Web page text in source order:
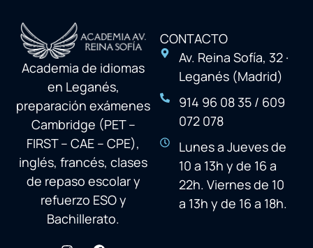
Academia de idiomas
en Leganés,
preparación exámenes
Cambridge (PET –
FIRST – CAE – CPE),
inglés, francés, clases
de repaso escolar y
refuerzo ESO y
Bachillerato.
CONTACTO
Av. Reina Sofía, 32 ·
Leganés (Madrid)
914 96 08 35 / 609
072 078
Lunes a Jueves de
10 a 13h y de 16 a
22h. Viernes de 10
a 13h y de 16 a 18h.